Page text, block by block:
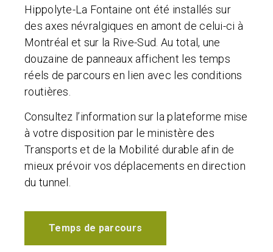
Hippolyte-La Fontaine ont été installés sur
des axes névralgiques en amont de celui-ci à
Montréal et sur la Rive-Sud. Au total, une
douzaine de panneaux affichent les temps
réels de parcours en lien avec les conditions
routières.
Consultez l’information sur la plateforme mise
à votre disposition par le ministère des
Transports et de la Mobilité durable afin de
mieux prévoir vos déplacements en direction
du tunnel.
Temps de parcours